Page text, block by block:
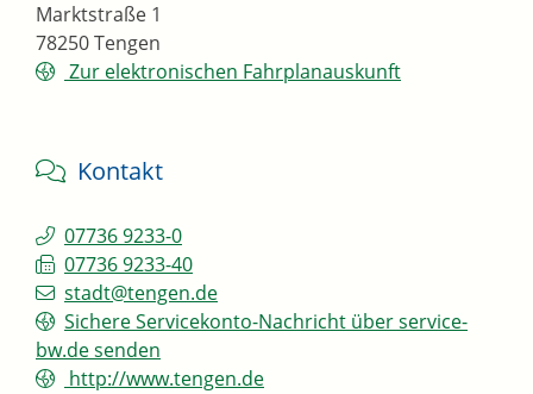
Marktstraße 1
78250Tengen
Zur elektronischen Fahrplanauskunft
Kontakt
07736 9233-0
07736 9233-40
stadt@tengen.de
Sichere Servicekonto-Nachricht über service-
bw.de senden
http://www.tengen.de